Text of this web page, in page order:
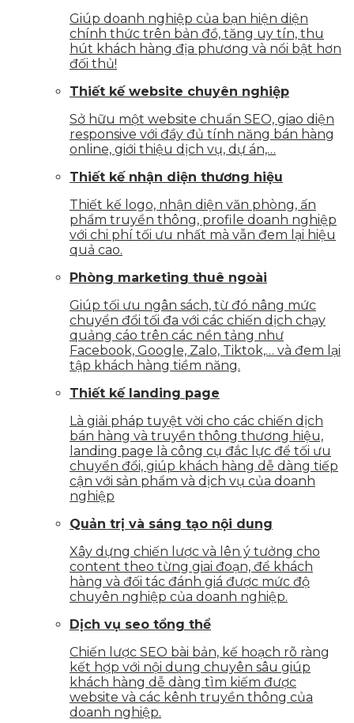
Giúp doanh nghiệp của bạn hiện diện
chính thức trên bản đồ, tăng uy tín, thu
hút khách hàng địa phương và nổi bật hơn
đối thủ!
Thiết kế website chuyên nghiệp
Sở hữu một website chuẩn SEO, giao diện
responsive với đầy đủ tính năng bán hàng
online, giới thiệu dịch vụ, dự án,…
Thiết kế nhận diện thương hiệu
Thiết kế logo, nhận diện văn phòng, ấn
phẩm truyền thông, profile doanh nghiệp
với chi phí tối ưu nhất mà vẫn đem lại hiệu
quả cao.
Phòng marketing thuê ngoài
Giúp tối ưu ngân sách, từ đó nâng mức
chuyển đổi tối đa với các chiến dịch chạy
quảng cáo trên các nền tảng như
Facebook, Google, Zalo, Tiktok,… và đem lại
tập khách hàng tiềm năng.
Thiết kế landing page
Là giải pháp tuyệt vời cho các chiến dịch
bán hàng và truyền thông thương hiệu,
landing page là công cụ đắc lực để tối ưu
chuyển đổi, giúp khách hàng dễ dàng tiếp
cận với sản phẩm và dịch vụ của doanh
nghiệp
Quản trị và sáng tạo nội dung
Xây dựng chiến lược và lên ý tưởng cho
content theo từng giai đoạn, để khách
hàng và đối tác đánh giá được mức độ
chuyên nghiệp của doanh nghiệp.
Dịch vụ seo tổng thể
Chiến lược SEO bài bản, kế hoạch rõ ràng
kết hợp với nội dung chuyên sâu giúp
khách hàng dễ dàng tìm kiếm được
website và các kênh truyền thông của
doanh nghiệp.